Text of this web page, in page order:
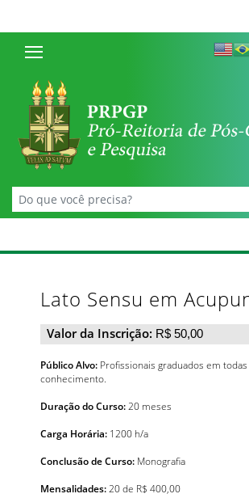
Lato Sensu em
Valor da Inscrição: R$ 50,00
Público Alvo: Profissionais graduados em
conhecimento.
Duração do Curso:20 meses
Carga Horária: 1200 h/a
Conclusão de Curso: Monografia
Mensalidades:20 de R$ 400,00